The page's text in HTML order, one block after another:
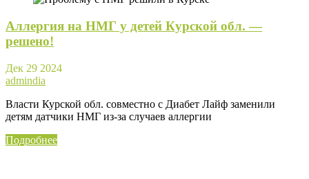
Аллергия на НМГ у детей Курской обл. —
решено!
Дек 29 2024
admindia
Власти Курской обл. совместно с Диабет Лайф заменили
детям датчики НМГ из-за случаев аллергии
Подробнее